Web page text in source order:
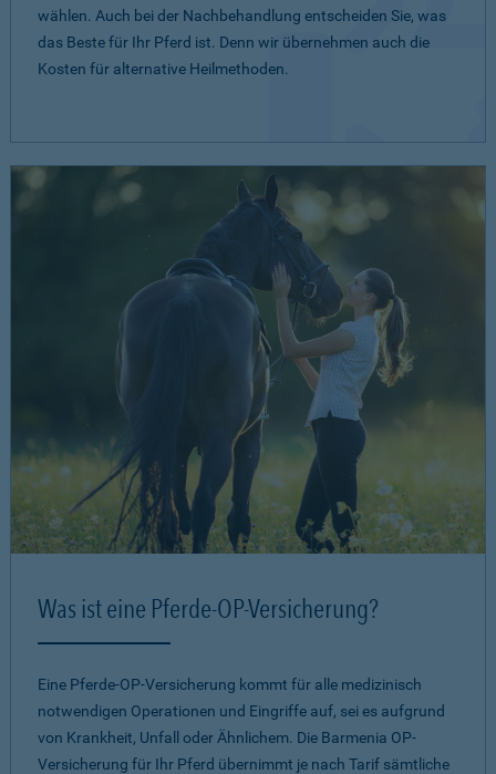
wählen. Auch bei der Nachbehandlung entscheiden Sie, was
das Beste für Ihr Pferd ist. Denn wir übernehmen auch die
Kosten für alternative Heilmethoden.
Was ist eine Pferde-OP-Versicherung?
Eine Pferde-OP-Versicherung kommt für alle medizinisch
notwendigen Operationen und Eingriffe auf, sei es aufgrund
von Krankheit, Unfall oder Ähnlichem. Die Barmenia OP-
Versicherung für Ihr Pferd übernimmt je nach Tarif sämtliche